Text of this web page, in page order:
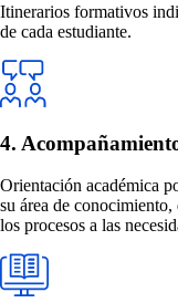
Itinerarios formativos
de cada estudiante.
4.
Orientación académica
su área de
los procesos a las